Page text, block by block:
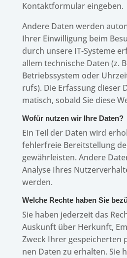
Kontakt­for­mu­lar eingeben.
Andere Daten werden
Ihrer Einwil­li­gung beim
durch unsere IT-Systeme
allem tech­ni­sche Daten (z.
Betriebs­sys­tem oder
rufs). Die Erfas­sung
ma­tisch, sobald Sie diese
Wofür nutzen wir Ihre Daten?
Ein Teil der Daten wird
fehler­freie Bereit­stel­lung
gewähr­leis­ten. Andere
Analyse Ihres
werden.
Welche Rechte haben Sie
Sie haben jeder­zeit das
Auskunft über Herkunft,
Zweck Ihrer gespei­cher­ten
nen Daten zu erhal­ten. Sie